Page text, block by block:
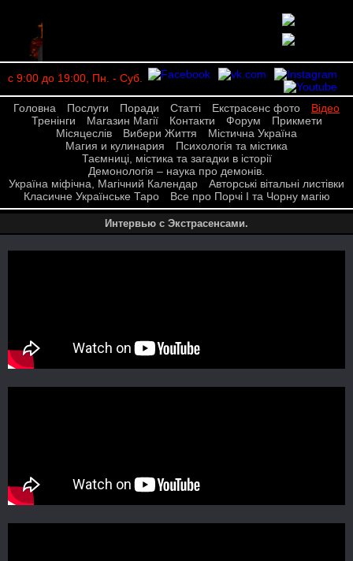
с 9:00 до 19:00, Пн. - Суб.
Головна Послуги Поради Статті Екстрасенс фото
Відео
Тренінги
Магазин Магії Контакти Форум
Прикмети
Місяцеслів
Вибери Життя
Містична Україна
Магия и кулинария
Психологія та містика
Таємниці, містика та загадки в історії
Демонологія – наука про демонів.
Україна міфічна, Магічний Календар
Авторські вітальні листівки
Класичне Українське Таро
Все про Порчі І та Чорну магію
Интервью с Экстрасенсами.